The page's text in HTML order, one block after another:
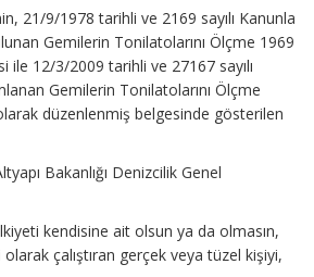
21/9/1978 tarihli ve 2169 sayılı Kanunla
Gemilerin Tonilatolarını Ölçme 1969
ile 12/3/2009 tarihli ve 27167 sayılı
Gemilerin Tonilatolarını Ölçme
düzenlenmiş belgesinde gösterilen
Bakanlığı Denizcilik Genel
kendisine ait olsun ya da olmasın,
çalıştıran gerçek veya tüzel kişiyi,